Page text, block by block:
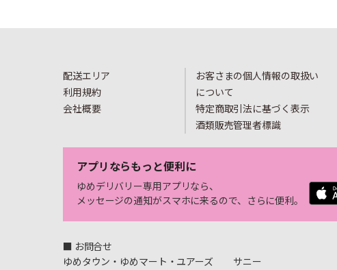
配送エリア
利用規約
会社概要
お客さまの個人情報の取扱い
について
特定商取引法に基づく表示
酒類販売管理者標識
アプリならもっと便利に
ゆめデリバリー専用アプリなら、
メッセージの通知がスマホに来るので、さらに便利。
■ お問合せ
ゆめタウン・ゆめマート・ユアーズ
サニー